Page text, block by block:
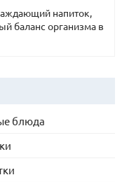
напиток,
баланс организма в
блюда